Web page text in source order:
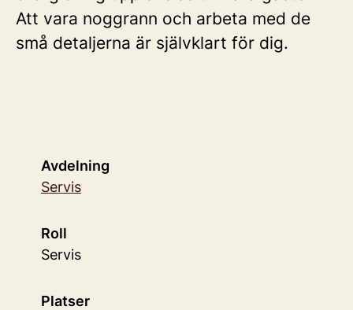
Att vara noggrann och arbeta med de
små detaljerna är självklart för dig.
Avdelning
Servis
Roll
Servis
Platser